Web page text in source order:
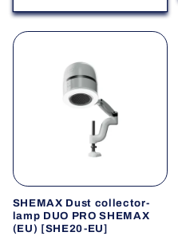
SHEMAX Dust collector-
lamp DUO PRO SHEMAX
(EU) [SHE20-EU]